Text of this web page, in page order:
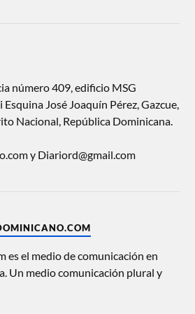
número 409, edificio MSG
José Joaquín Pérez, Gazcue,
Nacional, República Dominicana.
y Diariord@gmail.com
es el medio de comunicación en
Un medio comunicación plural y